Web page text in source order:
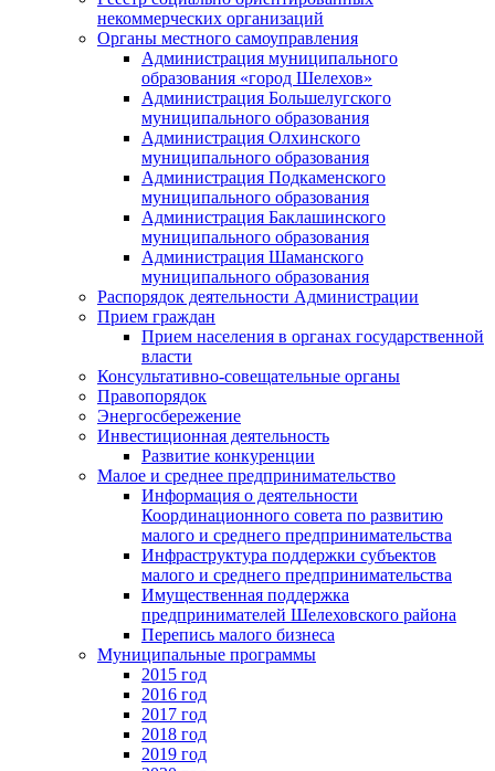
некоммерческих организаций
Органы местного самоуправления
Администрация муниципального
образования «город Шелехов»
Администрация Большелугского
муниципального образования
Администрация Олхинского
муниципального образования
Администрация Подкаменского
муниципального образования
Администрация Баклашинского
муниципального образования
Администрация Шаманского
муниципального образования
Распорядок деятельности Администрации
Прием граждан
Прием населения в органах государственной
власти
Консультативно-совещательные органы
Правопорядок
Энергосбережение
Инвестиционная деятельность
Развитие конкуренции
Малое и среднее предпринимательство
Информация о деятельности
Координационного совета по развитию
малого и среднего предпринимательства
Инфраструктура поддержки субъектов
малого и среднего предпринимательства
Имущественная поддержка
предпринимателей Шелеховского района
Перепись малого бизнеса
Муниципальные программы
2015 год
2016 год
2017 год
2018 год
2019 год